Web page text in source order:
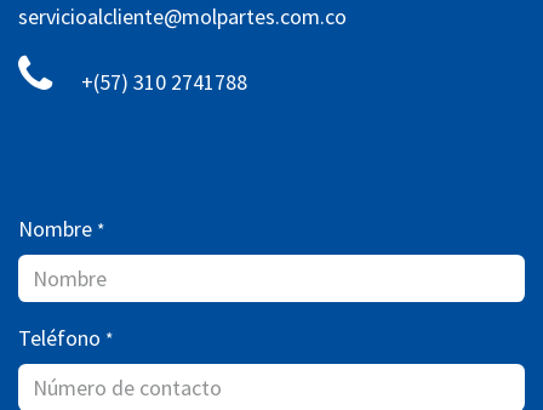
servicioalcliente@molpartes.com.co
+(57) 310 2741788
Nombre *
Teléfono *